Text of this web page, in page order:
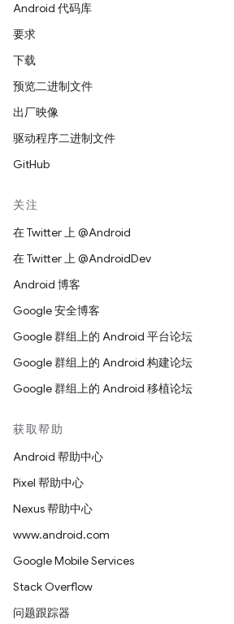
Android 代码库
要求
下载
预览二进制文件
出厂映像
驱动程序二进制文件
GitHub
关注
在 Twitter 上 @Android
在 Twitter 上 @AndroidDev
Android 博客
Google 安全博客
Google 群组上的 Android 平台论坛
Google 群组上的 Android 构建论坛
Google 群组上的 Android 移植论坛
获取帮助
Android 帮助中心
Pixel 帮助中心
Nexus 帮助中心
www.android.com
Google Mobile Services
Stack Overflow
问题跟踪器